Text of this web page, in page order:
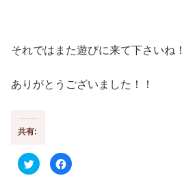
それではまた遊びに来て下さいね！
ありがとうございました！！
共有:
ク
リ
F
a